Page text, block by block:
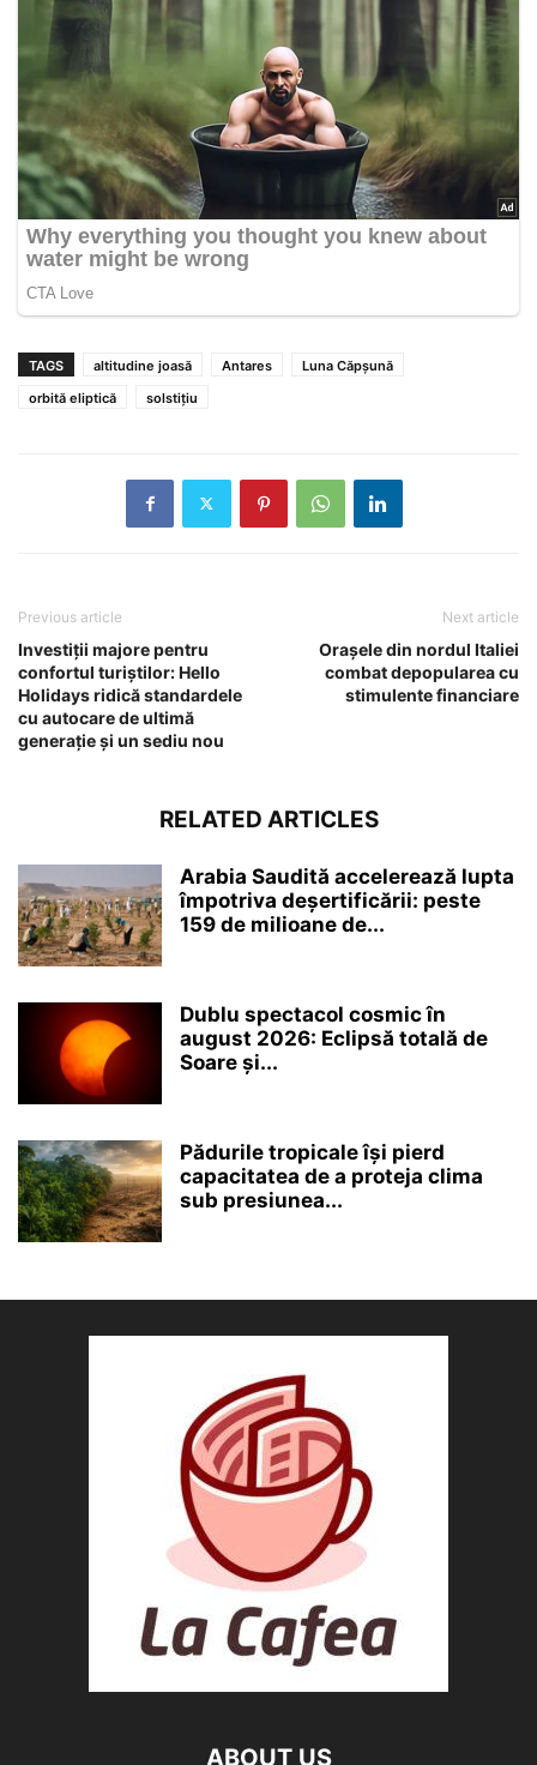
TAGS altitudine joasă Antares
Luna Căpșună
orbită eliptică
solstițiu
Previous article
Investiții majore pentru
confortul turiștilor: Hello
Holidays ridică standardele
cu autocare de ultimă
generație și un sediu nou
Next article
Orașele din nordul Italiei
combat depopularea cu
stimulente financiare
RELATED ARTICLES
Arabia Saudită accelerează lupta
împotriva deșertificării: peste
159 de milioane de...
Dublu spectacol cosmic în
august 2026: Eclipsă totală de
Soare și...
Pădurile tropicale își pierd
capacitatea de a proteja clima
sub presiunea...
ABOUT US